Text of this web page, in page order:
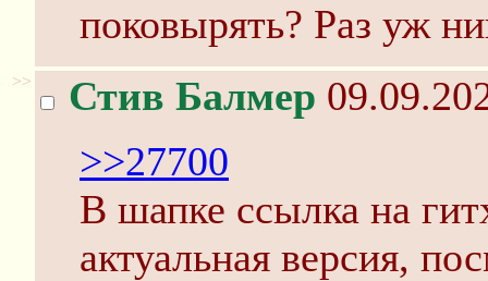
поковырять? Раз уж
>> Стив Балмер
>>27700
В шапке ссылка на
актуальная версия,